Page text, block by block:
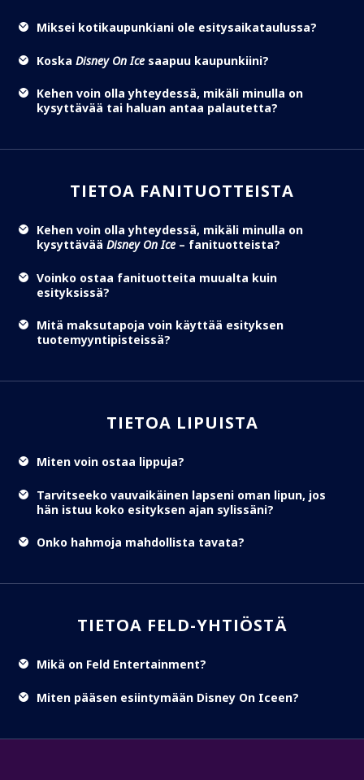
Miksei kotikaupunkiani ole esitysaikataulussa?
Koska Disney On Ice saapuu kaupunkiini?
Kehen voin olla yhteydessä, mikäli minulla on
kysyttävää tai haluan antaa palautetta?
TIETOA FANITUOTTEISTA
Kehen voin olla yhteydessä, mikäli minulla on
kysyttävää Disney On Ice – fanituotteista?
Voinko ostaa fanituotteita muualta kuin
esityksissä?
Mitä maksutapoja voin käyttää esityksen
tuotemyyntipisteissä?
TIETOA LIPUISTA
Miten voin ostaa lippuja?
Tarvitseeko vauvaikäinen lapseni oman lipun, jos
hän istuu koko esityksen ajan sylissäni?
Onko hahmoja mahdollista tavata?
TIETOA FELD-YHTIÖSTÄ
Mikä on Feld Entertainment?
Miten pääsen esiintymään Disney On Iceen?